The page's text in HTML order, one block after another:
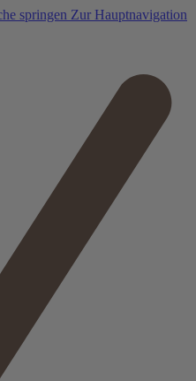
springen Zur Hauptnavigation